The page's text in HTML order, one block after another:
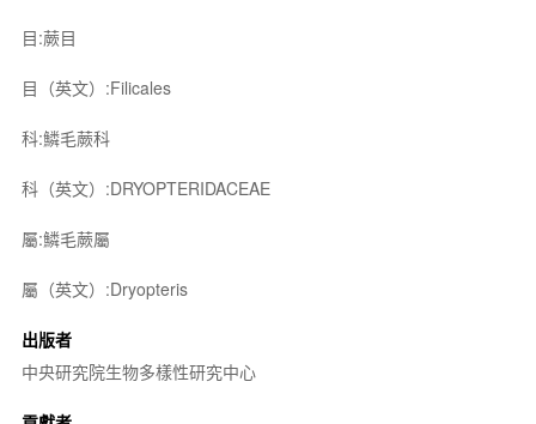
目:蕨目
目（英文）:Filicales
科:鱗毛蕨科
科（英文）:DRYOPTERIDACEAE
屬:鱗毛蕨屬
屬（英文）:Dryopteris
出版者
中央研究院生物多樣性研究中心